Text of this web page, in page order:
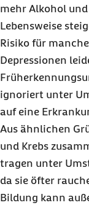
mehr Alkohol
Lebensweise
Risiko für
Depressionen
ignoriert unter
auf eine
Aus ähnlichen
und Krebs
tragen unter
da sie öfter
Bildung kann